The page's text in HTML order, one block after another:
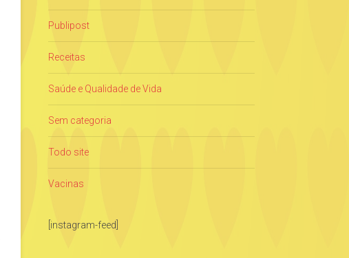
Publipost
Receitas
Saúde e Qualidade de Vida
Sem categoria
Todo site
Vacinas
[instagram-feed]